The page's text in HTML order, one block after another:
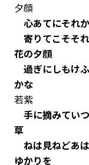
夕顔
心あてにそれ
寄りてこそそ
花の夕顔
過ぎにしもけ
かな
若紫
手に摘みてい
草
ねは見ねどあ
ゆかりを